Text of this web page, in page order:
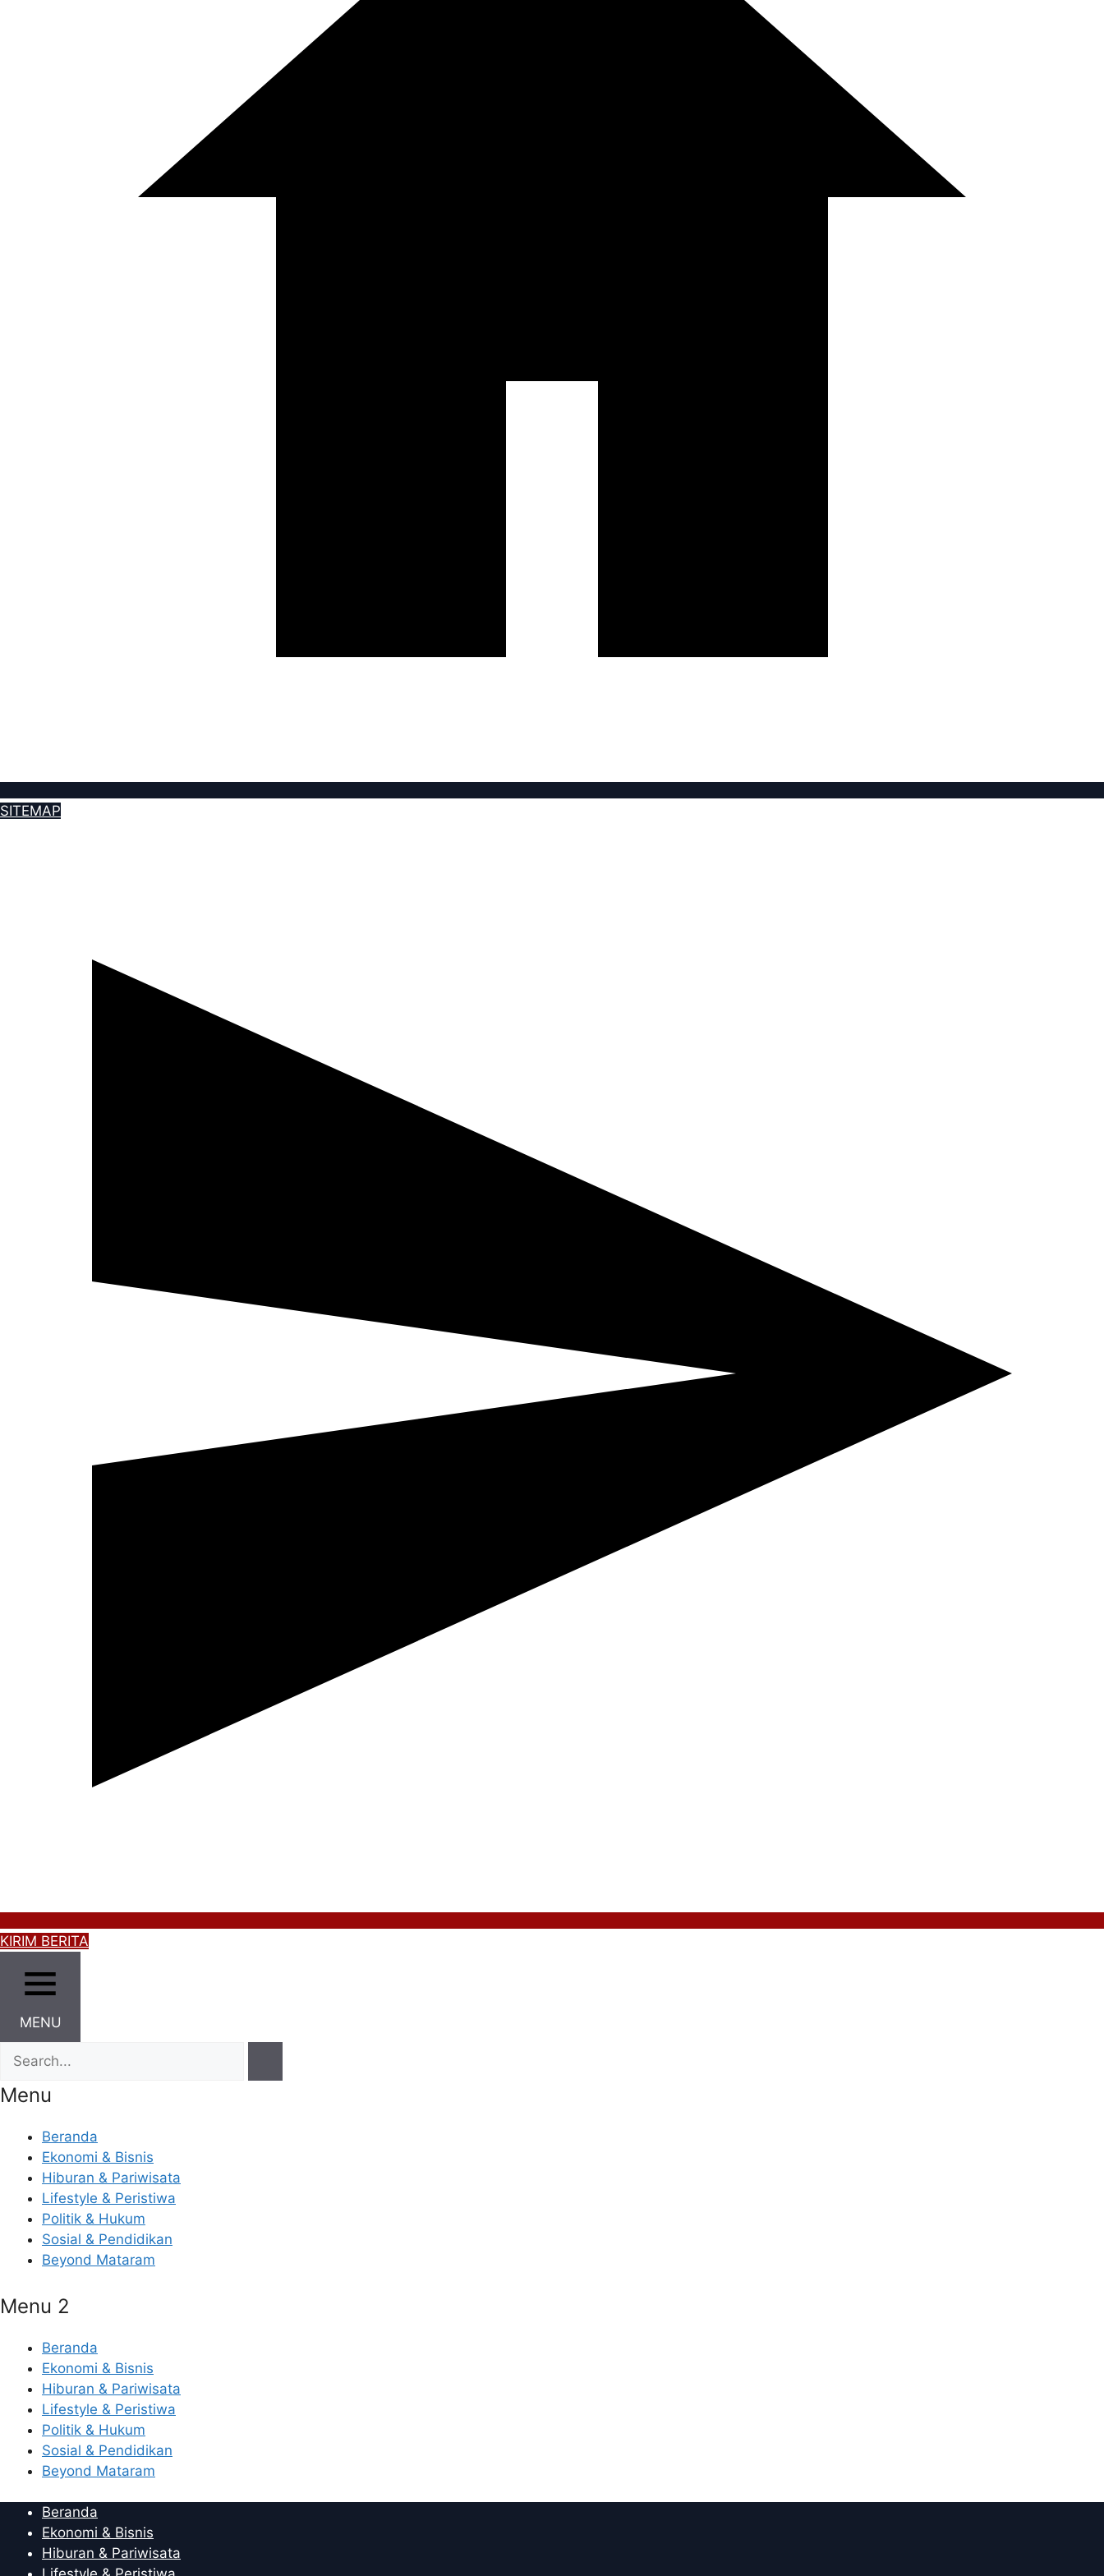
SITEMAP
KIRIM BERITA
MENU
Menu
Beranda
Ekonomi & Bisnis
Hiburan & Pariwisata
Lifestyle & Peristiwa
Politik & Hukum
Sosial & Pendidikan
Beyond Mataram
Menu 2
Beranda
Ekonomi & Bisnis
Hiburan & Pariwisata
Lifestyle & Peristiwa
Politik & Hukum
Sosial & Pendidikan
Beyond Mataram
Beranda
Ekonomi & Bisnis
Hiburan & Pariwisata